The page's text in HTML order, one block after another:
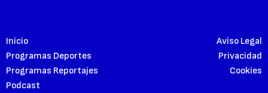
Inicio
Programas Deportes
Programas Reportajes
Podcast
Aviso Legal
Privacidad
Cookies